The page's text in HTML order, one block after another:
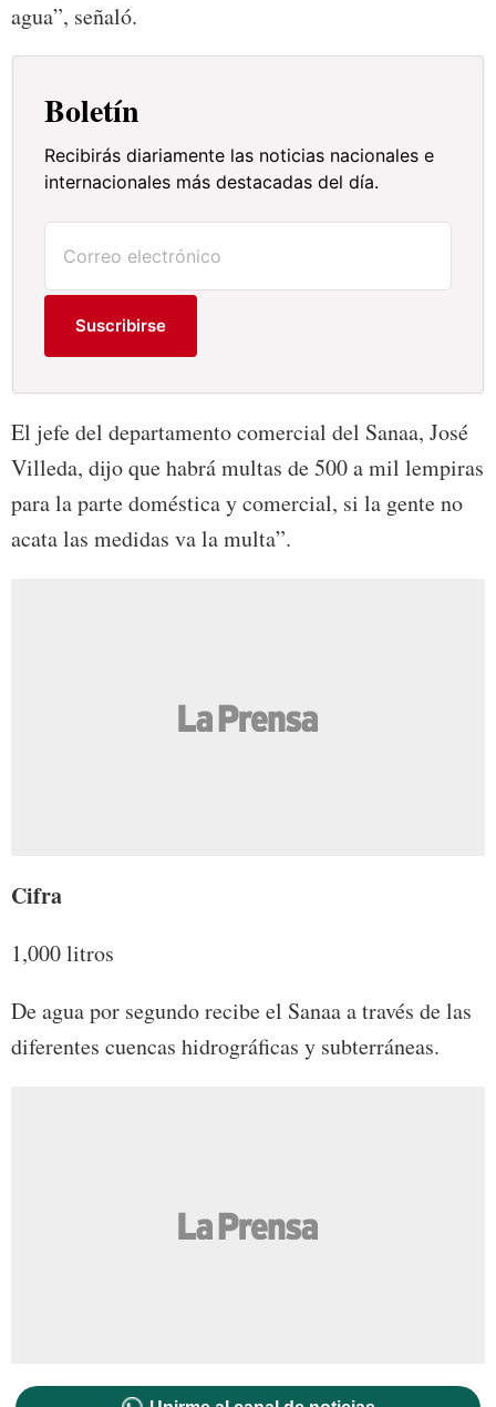
agua”, señaló.
Boletín
Recibirás diariamente las noticias nacionales e
internacionales más destacadas del día.
Suscribirse
El jefe del departamento comercial del Sanaa, José
Villeda, dijo que habrá multas de 500 a mil lempiras
para la parte doméstica y comercial, si la gente no
acata las medidas va la multa”.
Cifra
1,000 litros
De agua por segundo recibe el Sanaa a través de las
diferentes cuencas hidrográficas y subterráneas.